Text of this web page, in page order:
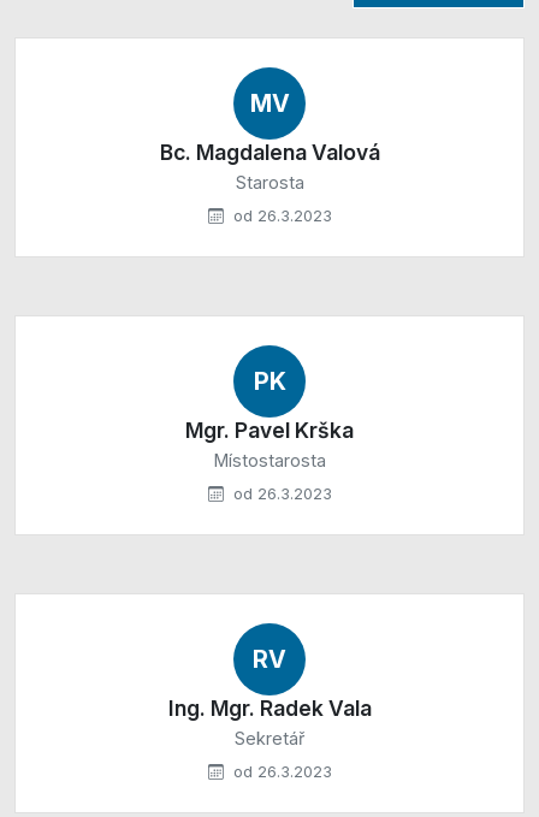
MV
Bc. Magdalena Valová
Starosta
od 26.3.2023
PK
Mgr. Pavel Krška
Místostarosta
od 26.3.2023
RV
Ing. Mgr. Radek Vala
Sekretář
od 26.3.2023